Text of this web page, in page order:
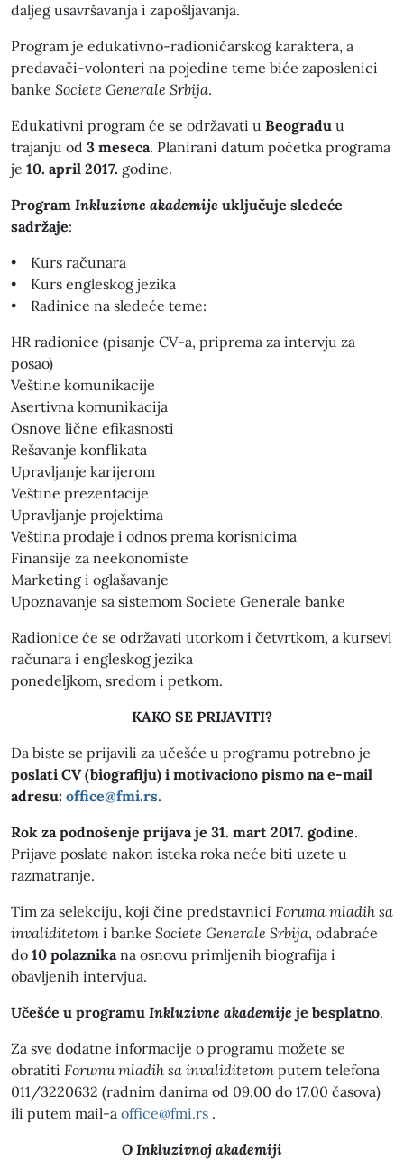
daljeg usavršavanja i zapošljavanja.
Program je edukativno-radioničarskog karaktera, a
predavači-volonteri na pojedine teme biće zaposlenici
banke Societe Generale Srbija.
Edukativni program će se održavati u Beogradu u
trajanju od 3 meseca. Planirani datum početka programa
je 10. april 2017. godine.
Program Inkluzivne akademije uključuje sledeće
sadržaje:
• Kurs računara
• Kurs engleskog jezika
• Radinice na sledeće teme:
HR radionice (pisanje CV-a, priprema za intervju za
posao)
Veštine komunikacije
Asertivna komunikacija
Osnove lične efikasnosti
Rešavanje konflikata
Upravljanje karijerom
Veštine prezentacije
Upravljanje projektima
Veština prodaje i odnos prema korisnicima
Finansije za neekonomiste
Marketing i oglašavanje
Upoznavanje sa sistemom Societe Generale banke
Radionice će se održavati utorkom i četvrtkom, a kursevi
računara i engleskog jezika
ponedeljkom, sredom i petkom.
KAKO SE PRIJAVITI?
Da biste se prijavili za učešće u programu potrebno je
poslati CV (biografiju) i motivaciono pismo na e-mail
adresu: office@fmi.rs.
Rok za podnošenje prijava je 31. mart 2017. godine.
Prijave poslate nakon isteka roka neće biti uzete u
razmatranje.
Tim za selekciju, koji čine predstavnici Foruma mladih sa
invaliditetom i banke Societe Generale Srbija, odabraće
do 10 polaznikana osnovu primljenih biografija i
obavljenih intervjua.
Učešće u programu Inkluzivne akademije je besplatno.
Za sve dodatne informacije o programu možete se
obratiti Forumu mladih sa invaliditetom putem telefona
011/3220632 (radnim danima od 09.00 do 17.00 časova)
ili putem mail-a office@fmi.rs .
O Inkluzivnoj akademiji